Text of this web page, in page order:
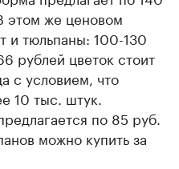
этом же ценовом
и тюльпаны: 100-130
рублей цветок стоит
с условием, что
10 тыс. штук.
по 85 руб.
можно купить за